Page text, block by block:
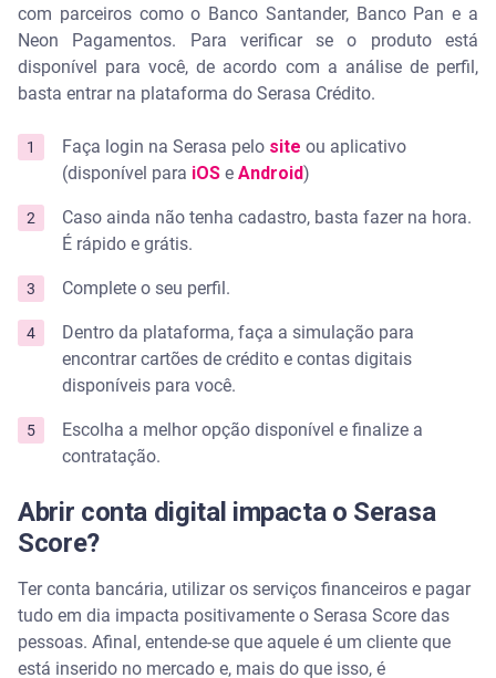
com parceiros como o Banco Santander, Banco Pan e a
Neon Pagamentos. Para verificar se o produto está
disponível para você, de acordo com a análise de perfil,
basta entrar na plataforma do Serasa Crédito.
Faça login na Serasa pelo site ou aplicativo
(disponível para iOS e Android)
Caso ainda não tenha cadastro, basta fazer na hora.
É rápido e grátis.
Complete o seu perfil.
Dentro da plataforma, faça a simulação para
encontrar cartões de crédito e contas digitais
disponíveis para você.
Escolha a melhor opção disponível e finalize a
contratação.
Abrir conta digital impacta o Serasa
Score?
Ter conta bancária, utilizar os serviços financeiros e pagar
tudo em dia impacta positivamente o Serasa Score das
pessoas. Afinal, entende-se que aquele é um cliente que
está inserido no mercado e, mais do que isso, é